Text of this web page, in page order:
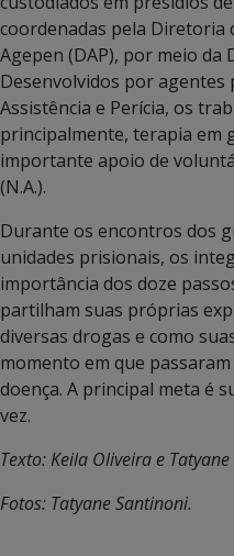
coordenadas pela Diretoria
Agepen (DAP), por meio da
Desenvolvidos por agentes
Assistência e Perícia, os
principalmente, terapia em
importante apoio de
(N.A.).
Durante os encontros dos
unidades prisionais, os
importância dos doze
partilham suas próprias
diversas drogas e como
momento em que
doença. A principal meta é
vez.
Texto: Keila Oliveira e
Fotos: Tatyane Santinoni.